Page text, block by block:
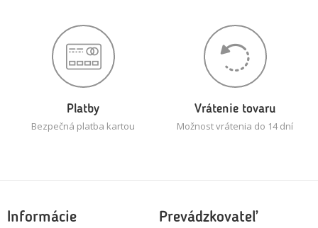
Platby
Bezpečná platba kartou
Vrátenie tovaru
Možnost vrátenia do 14 dní
Informácie Prevádzkovateľ